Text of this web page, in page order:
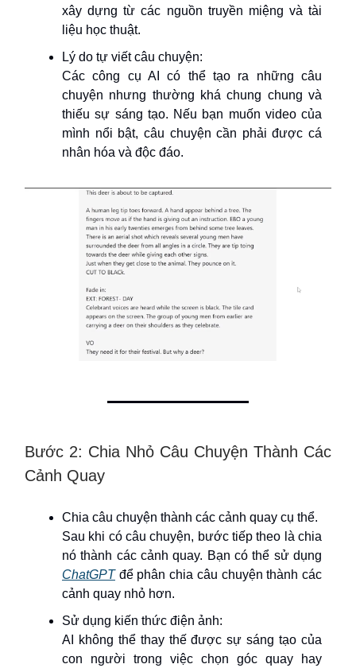
xây dựng từ các nguồn truyền miệng và tài
liệu học thuật.
Lý do tự viết câu chuyện:
Các công cụ AI có thể tạo ra những câu
chuyện nhưng thường khá chung chung và
thiếu sự sáng tạo. Nếu bạn muốn video của
mình nổi bật, câu chuyện cần phải được cá
nhân hóa và độc đáo.
Bước 2: Chia Nhỏ Câu Chuyện Thành Các
Cảnh Quay
Chia câu chuyện thành các cảnh quay cụ thể.
Sau khi có câu chuyện, bước tiếp theo là chia
nó thành các cảnh quay. Bạn có thể sử dụng
ChatGPTđể phân chia câu chuyện thành các
cảnh quay nhỏ hơn.
Sử dụng kiến thức điện ảnh:
AI không thể thay thế được sự sáng tạo của
con người trong việc chọn góc quay hay